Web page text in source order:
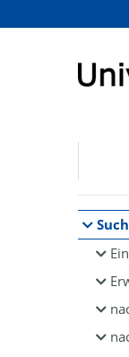
Browsen
direkt zum Inhalt